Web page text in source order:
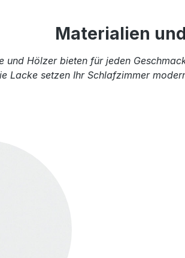
Materialien
und Hölzer bieten für jeden
Lacke setzen Ihr Schlafzimmer